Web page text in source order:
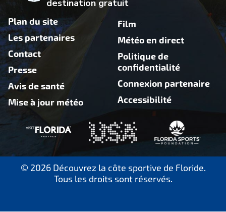
destination gratuit
Plan du site
Les partenaires
Contact
Presse
Avis de santé
Mise à jour météo
Film
Météo en direct
Politique de
confidentialité
Connexion partenaire
Accessibilité
© 2026 Découvrez la côte sportive de Floride.
Tous les droits sont réservés.